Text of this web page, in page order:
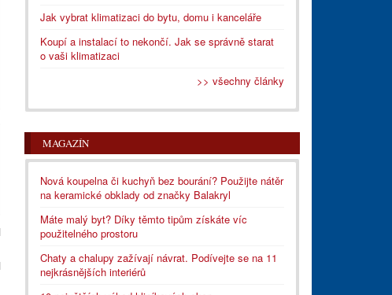
Jak vybrat klimatizaci do bytu, domu i kanceláře
Koupí a instalací to nekončí. Jak se správně starat
o vaši klimatizaci
>> všechny články
MAGAZÍN
Nová koupelna či kuchyň bez bourání? Použijte nátěr
na keramické obklady od značky Balakryl
Máte malý byt? Díky těmto tipům získáte víc
použitelného prostoru
Chaty a chalupy zažívají návrat. Podívejte se na 11
nejkrásnějších interiérů